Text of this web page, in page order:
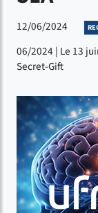
12/06/2024
06/2024 | Le 13
Secret-Gift